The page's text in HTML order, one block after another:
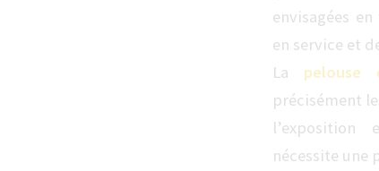
envisagées
en service et
La pelouse
précisément
nécessite une